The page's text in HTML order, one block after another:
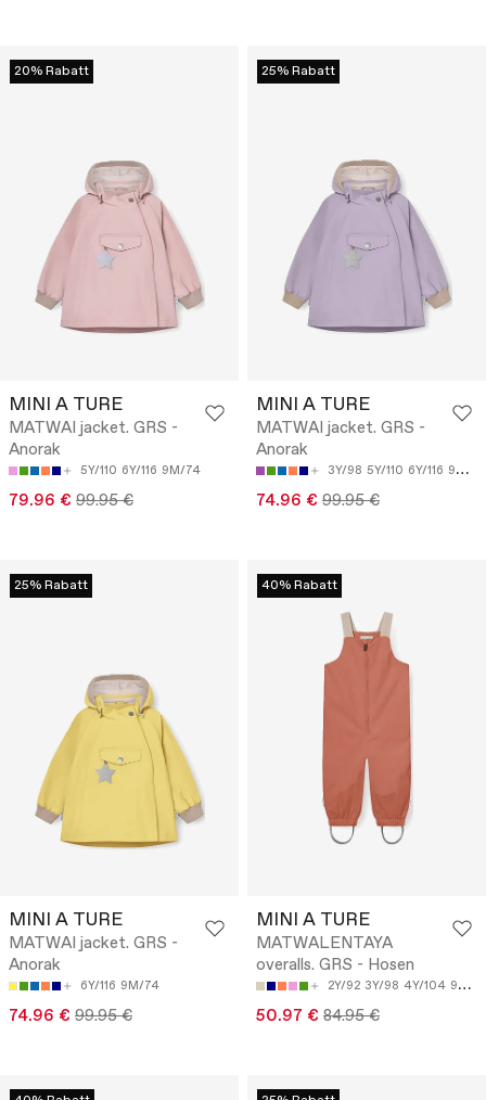
20% Rabatt
MINI A TURE
MATWAI jacket. GRS -
Anorak
5Y/110 6Y/116 9M/74
79.96 € 99.95 €
25% Rabatt
MINI A TURE
MATWAI jacket. GRS -
Anorak
3Y/98 5Y/110 6Y/116 9M/74
74.96 € 99.95 €
25% Rabatt
MINI A TURE
MATWAI jacket. GRS -
Anorak
6Y/116 9M/74
74.96 € 99.95 €
40% Rabatt
MINI A TURE
MATWALENTAYA
overalls. GRS - Hosen
2Y/92 3Y/98 4Y/104 9M/74
50.97 € 84.95 €